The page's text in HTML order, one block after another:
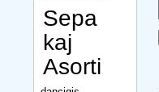
Sepa
kaj
Asorti